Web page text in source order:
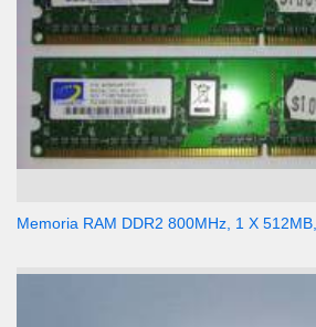
Memoria RAM DDR2 800MHz, 1 X 512MB,